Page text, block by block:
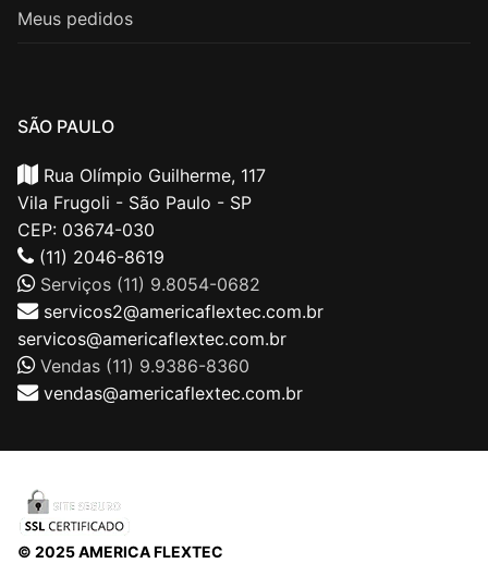
Meus pedidos
SÃO PAULO
Rua Olímpio Guilherme, 117
Vila Frugoli - São Paulo - SP
CEP: 03674-030
(11) 2046-8619
Serviços (11) 9.8054-0682
servicos2@americaflextec.com.br
servicos@americaflextec.com.br
Vendas (11) 9.9386-8360
vendas@americaflextec.com.br
© 2025 AMERICA FLEXTEC